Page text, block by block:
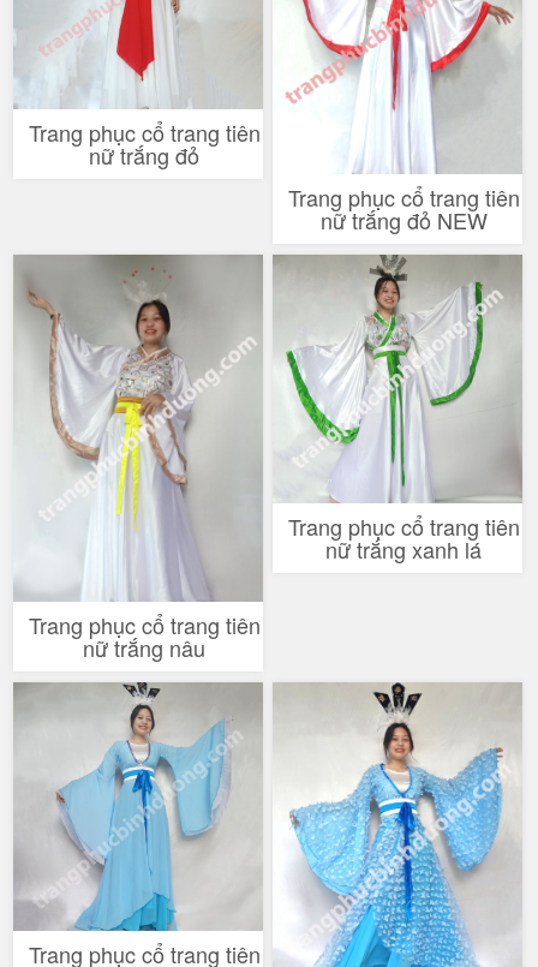
Trang phục cổ trang tiên
nữ trắng đỏ
Trang phục cổ trang tiên
nữ trắng đỏ NEW
Trang phục cổ trang tiên
nữ trắng nâu
Trang phục cổ trang tiên
nữ trắng xanh lá
Trang phục cổ trang tiên